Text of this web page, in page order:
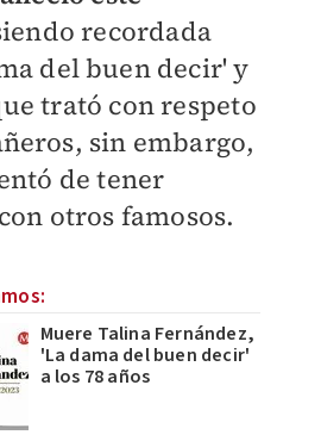
recordada
del buen decir' y
trató con respeto
sin embargo,
de tener
otros famosos.
Muere Talina Fernández,
'La dama del buen decir'
a los 78 años